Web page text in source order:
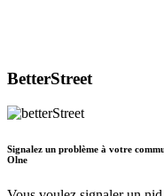
BetterStreet
Signalez un problème à votre
Olne